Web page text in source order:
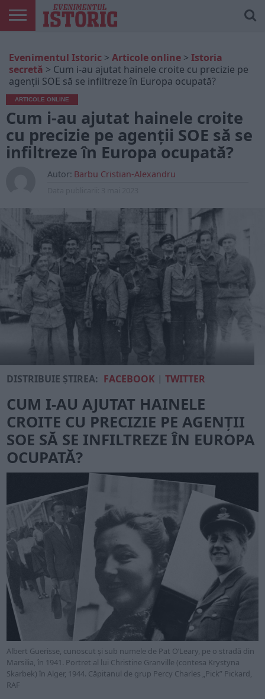
ONLINE
EDIȚII
TIPĂRITE
ISTORIC
PLAY
CONTUL
MEU
Evenimentul Istoric > Articole online > Istoria
secretă > Cum i-au ajutat hainele croite cu precizie pe
agenții SOE să se infiltreze în Europa ocupată?
ARTICOLE ONLINE
Cum i-au ajutat hainele croite
cu precizie pe agenții SOE să se
infiltreze în Europa ocupată?
Autor: Barbu Cristian-Alexandru
DISTRIBUIE ȘTIREA: FACEBOOK |TWITTER
CUM I-AU AJUTAT HAINELE
CROITE CU PRECIZIE PE AGENȚII
SOE SĂ SE INFILTREZE ÎN EUROPA
OCUPATĂ?
Albert Guerisse, cunoscut și sub numele de Pat O’Leary, pe o stradă din
Marsilia, în 1941. Portret al lui Christine Granville (contesa Krystyna
Skarbek) în Alger, 1944. Căpitanul de grup Percy Charles „Pick” Pickard,
RAF